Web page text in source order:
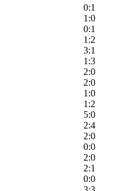
0:1
1:0
0:1
1:2
3:1
1:3
2:0
2:0
1:0
1:2
5:0
2:4
2:0
0:0
2:0
2:1
0:0